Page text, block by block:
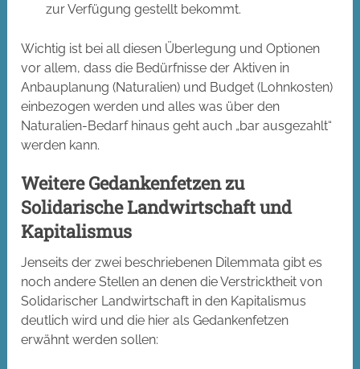
zur Verfügung gestellt bekommt.
Wichtig ist bei all diesen Überlegung und Optionen
vor allem, dass die Bedürfnisse der Aktiven in
Anbauplanung (Naturalien) und Budget (Lohnkosten)
einbezogen werden und alles was über den
Naturalien-Bedarf hinaus geht auch „bar ausgezahlt“
werden kann.
Weitere Gedankenfetzen zu
Solidarische Landwirtschaft und
Kapitalismus
Jenseits der zwei beschriebenen Dilemmata gibt es
noch andere Stellen an denen die Verstricktheit von
Solidarischer Landwirtschaft in den Kapitalismus
deutlich wird und die hier als Gedankenfetzen
erwähnt werden sollen: